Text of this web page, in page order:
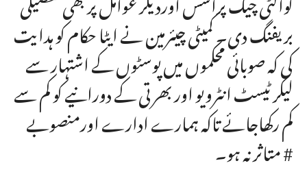
بریفنگ دی۔ کمیٹی چیئرمین نے ایٹا حکام کو ہدایت
کی کہ صوبائی محکموں میں پوسٹوں کے اشتہار سے
لیکر ٹیسٹ انٹرویو اور بھرتی کے دورانیے کو کم سے
کم رکھاجائے تاکہ ہمارے ادارے اورمنصوبے
متاثر نہ ہو۔ #